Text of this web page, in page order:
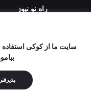
راه نو نیوز
تمامی حقوق مطالب
برداری
سایت ما از کوکی استفاده